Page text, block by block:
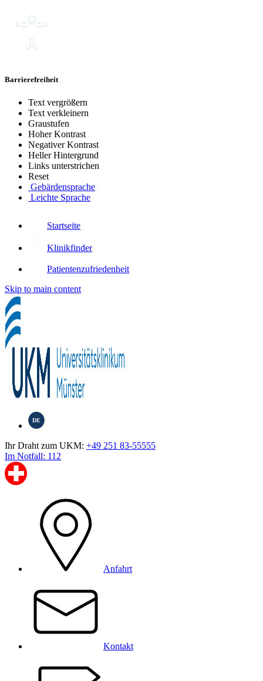
Barrierefreiheit
Text vergrößern
Text verkleinern
Graustufen
Hoher Kontrast
Negativer Kontrast
Heller Hintergrund
Links unterstrichen
Reset
Gebärdensprache
Leichte Sprache
Startseite
Klinikfinder
Patientenzufriedenheit
Skip to main content
DE
Ihr Draht zum UKM: +49 251 83-55555
Im Notfall: 112
Anfahrt
Kontakt